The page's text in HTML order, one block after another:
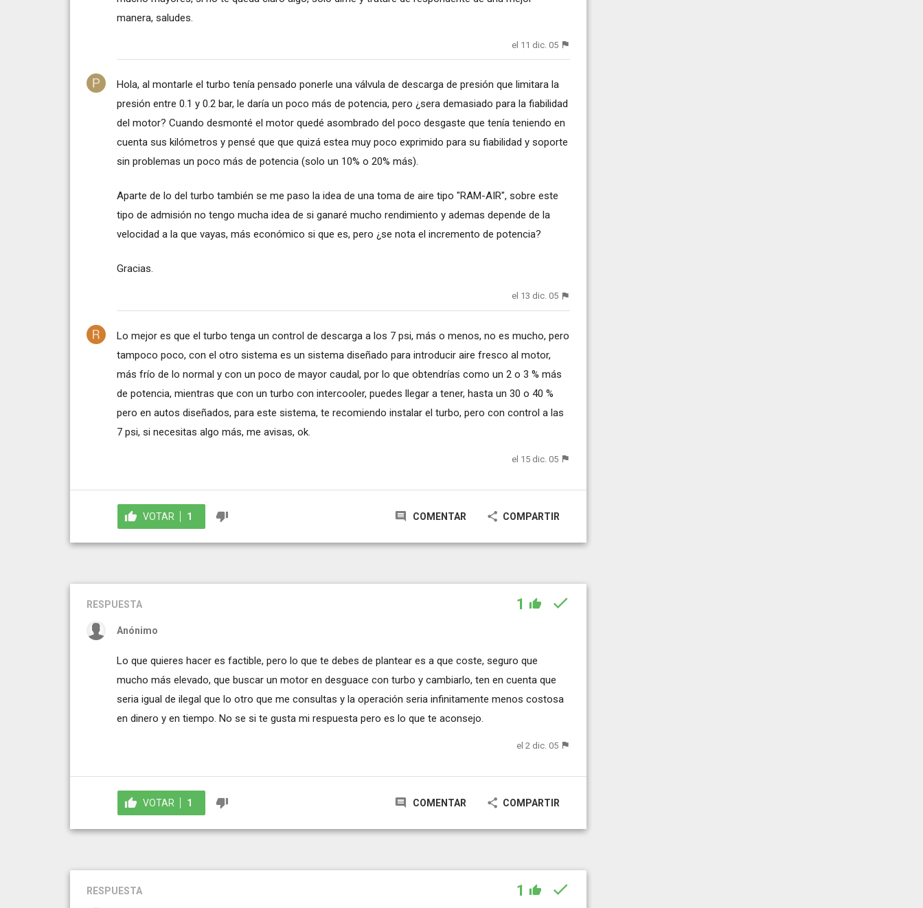
manera, saludes.
el 11 dic. 05
Hola, al montarle el turbo tenía pensado ponerle una válvula de descarga de presión que limitara la
presión entre 0.1 y 0.2 bar, le daría un poco más de potencia, pero ¿sera demasiado para la fiabilidad
del motor? Cuando desmonté el motor quedé asombrado del poco desgaste que tenía teniendo en
cuenta sus kilómetros y pensé que que quizá estea muy poco exprimido para su fiabilidad y soporte
sin problemas un poco más de potencia (solo un 10% o 20% más).
Aparte de lo del turbo también se me paso la idea de una toma de aire tipo "RAM-AIR", sobre este
tipo de admisión no tengo mucha idea de si ganaré mucho rendimiento y ademas depende de la
velocidad a la que vayas, más económico si que es, pero ¿se nota el incremento de potencia?
Gracias.
el 13 dic. 05
Lo mejor es que el turbo tenga un control de descarga a los 7 psi, más o menos, no es mucho, pero
tampoco poco, con el otro sistema es un sistema diseñado para introducir aire fresco al motor,
más frío de lo normal y con un poco de mayor caudal, por lo que obtendrías como un 2 o 3 % más
de potencia, mientras que con un turbo con intercooler, puedes llegar a tener, hasta un 30 o 40 %
pero en autos diseñados, para este sistema, te recomiendo instalar el turbo, pero con control a las
7 psi, si necesitas algo más, me avisas, ok.
el 15 dic. 05
VOTAR 1 COMENTAR COMPARTIR
RESPUESTA 1
Anónimo
Lo que quieres hacer es factible, pero lo que te debes de plantear es a que coste, seguro que
mucho más elevado, que buscar un motor en desguace con turbo y cambiarlo, ten en cuenta que
seria igual de ilegal que lo otro que me consultas y la operación seria infinitamente menos costosa
en dinero y en tiempo. No se si te gusta mi respuesta pero es lo que te aconsejo.
el 2 dic. 05
VOTAR 1 COMENTAR COMPARTIR
RESPUESTA 1